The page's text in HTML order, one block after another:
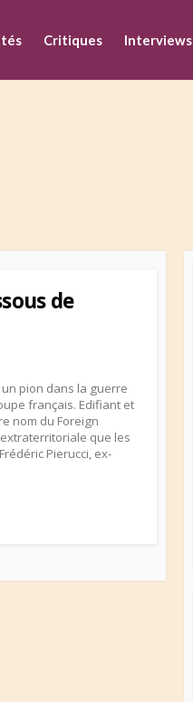
Critiques Interviews
de
un pion dans la guerre
français. Edifiant et
nom du Foreign
extraterritoriale que les
Pierucci, ex-